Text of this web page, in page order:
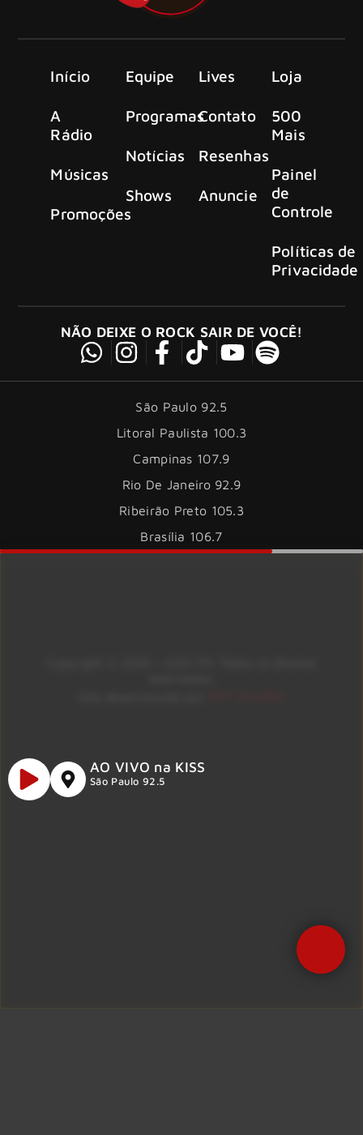
Início
A
Rádio
Músicas
Promoções
Equipe
Programas
Notícias
Shows
Lives
Contato
Resenhas
Anuncie
Loja
500
Mais
Painel
de
Controle
Políticas de
Privacidade
NÃO DEIXE O ROCK SAIR DE VOCÊ!
São Paulo 92.5
Litoral Paulista 100.3
Campinas 107.9
Rio De Janeiro 92.9
Ribeirão Preto 105.3
Brasília 106.7
AO VIVO na KISS
São Paulo 92.5